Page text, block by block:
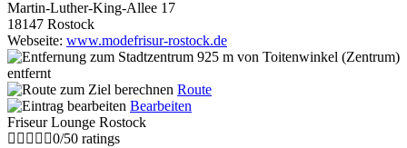
Martin-Luther-King-Allee 17
18147 Rostock
Webseite: www.modefrisur-rostock.de
925 m von Toitenwinkel (Zentrum)
entfernt
Route
Bearbeiten
Friseur Lounge Rostock
0/50 ratings